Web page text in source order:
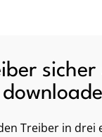
sicher
Treiber in drei